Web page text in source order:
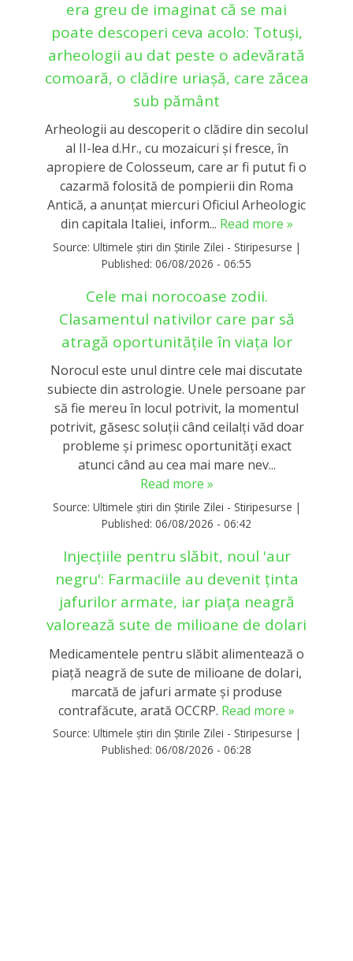
era greu de imaginat că se mai
poate descoperi ceva acolo: Totuși,
arheologii au dat peste o adevărată
comoară, o clădire uriașă, care zăcea
sub pământ
Arheologii au descoperit o clădire din secolul
al II-lea d.Hr., cu mozaicuri şi fresce, în
apropiere de Colosseum, care ar fi putut fi o
cazarmă folosită de pompierii din Roma
Antică, a anunţat miercuri Oficiul Arheologic
din capitala Italiei, inform... Read more »
Source: Ultimele știri din Știrile Zilei - Stiripesurse |
Published: 06/08/2026 - 06:55
Cele mai norocoase zodii.
Clasamentul nativilor care par să
atragă oportunitățile în viața lor
Norocul este unul dintre cele mai discutate
subiecte din astrologie. Unele persoane par
să fie mereu în locul potrivit, la momentul
potrivit, găsesc soluții când ceilalți văd doar
probleme și primesc oportunități exact
atunci când au cea mai mare nev...
Read more »
Source: Ultimele știri din Știrile Zilei - Stiripesurse |
Published: 06/08/2026 - 06:42
Injecțiile pentru slăbit, noul 'aur
negru': Farmaciile au devenit ținta
jafurilor armate, iar piața neagră
valorează sute de milioane de dolari
Medicamentele pentru slăbit alimentează o
piață neagră de sute de milioane de dolari,
marcată de jafuri armate și produse
contrafăcute, arată OCCRP. Read more »
Source: Ultimele știri din Știrile Zilei - Stiripesurse |
Published: 06/08/2026 - 06:28